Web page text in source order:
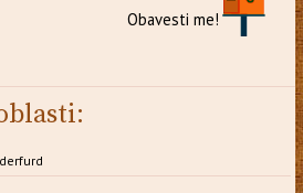
Obavesti me!